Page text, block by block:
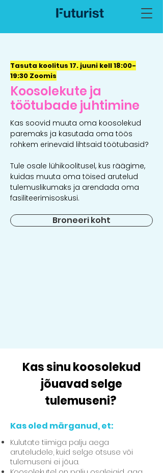
Tasuta koolitus 17. juuni kell 18:00-
19:30 Zoomis
Koosolekute ja
töötubade juhtimine
Kas soovid muuta oma koosolekud
paremaks ja kasutada oma töös
rohkem erinevaid lihtsaid töötubasid?
Tule osale lühikoolitusel, kus räägime,
kuidas muuta oma töised arutelud
tulemuslikumaks ja arendada oma
fasiliteerimisoskusi.
Broneeri koht
Kas sinu koosolekud
jõuavad selge
tulemuseni?
Kas oled märganud, et:
Kulutate tiimiga palju aega
aruteludele, kuid selge otsuse või
tulemuseni ei jõua.